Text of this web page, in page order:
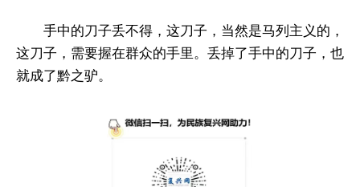
手中的刀子丢不得，这刀子，当然是马列主义的，
这刀子，需要握在群众的手里。丢掉了手中的刀子，也
就成了黔之驴。